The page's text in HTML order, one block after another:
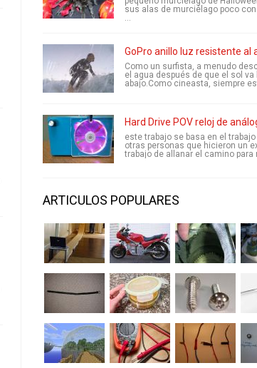
sus alas de murciélago poco con
...
GoPro anillo luz resistente al
Como un surfista, a menudo
el agua después de que el sol va
abajo.Como cineasta, siempre
Hard Drive POV reloj de
este trabajo se basa en el
otras personas que hicieron un
trabajo de allanar el camino para
ARTICULOS POPULARES